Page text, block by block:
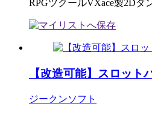
RPGツクールVXace製2Dダ
【改造可能】スロット
ジークンソフト